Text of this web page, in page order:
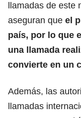
llamadas de este
aseguran que el
país, por lo que
una llamada
convierte en un
Además, las
llamadas